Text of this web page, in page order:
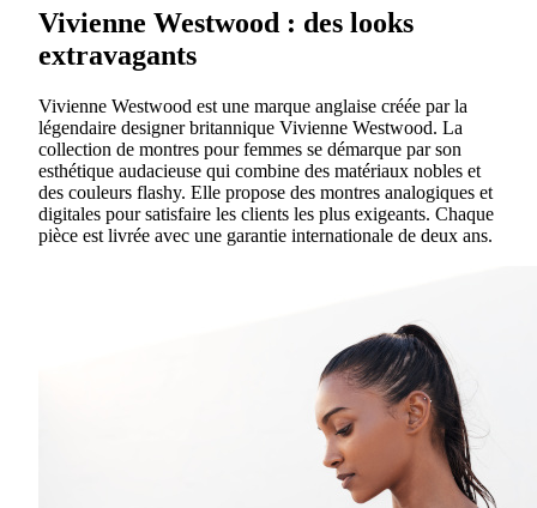
Vivienne Westwood : des looks
extravagants
Vivienne Westwood est une marque anglaise créée par la
légendaire designer britannique Vivienne Westwood. La
collection de montres pour femmes se démarque par son
esthétique audacieuse qui combine des matériaux nobles et
des couleurs flashy. Elle propose des montres analogiques et
digitales pour satisfaire les clients les plus exigeants. Chaque
pièce est livrée avec une garantie internationale de deux ans.